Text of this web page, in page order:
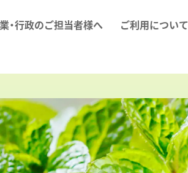
・行政のご担当者様へ ご利用について